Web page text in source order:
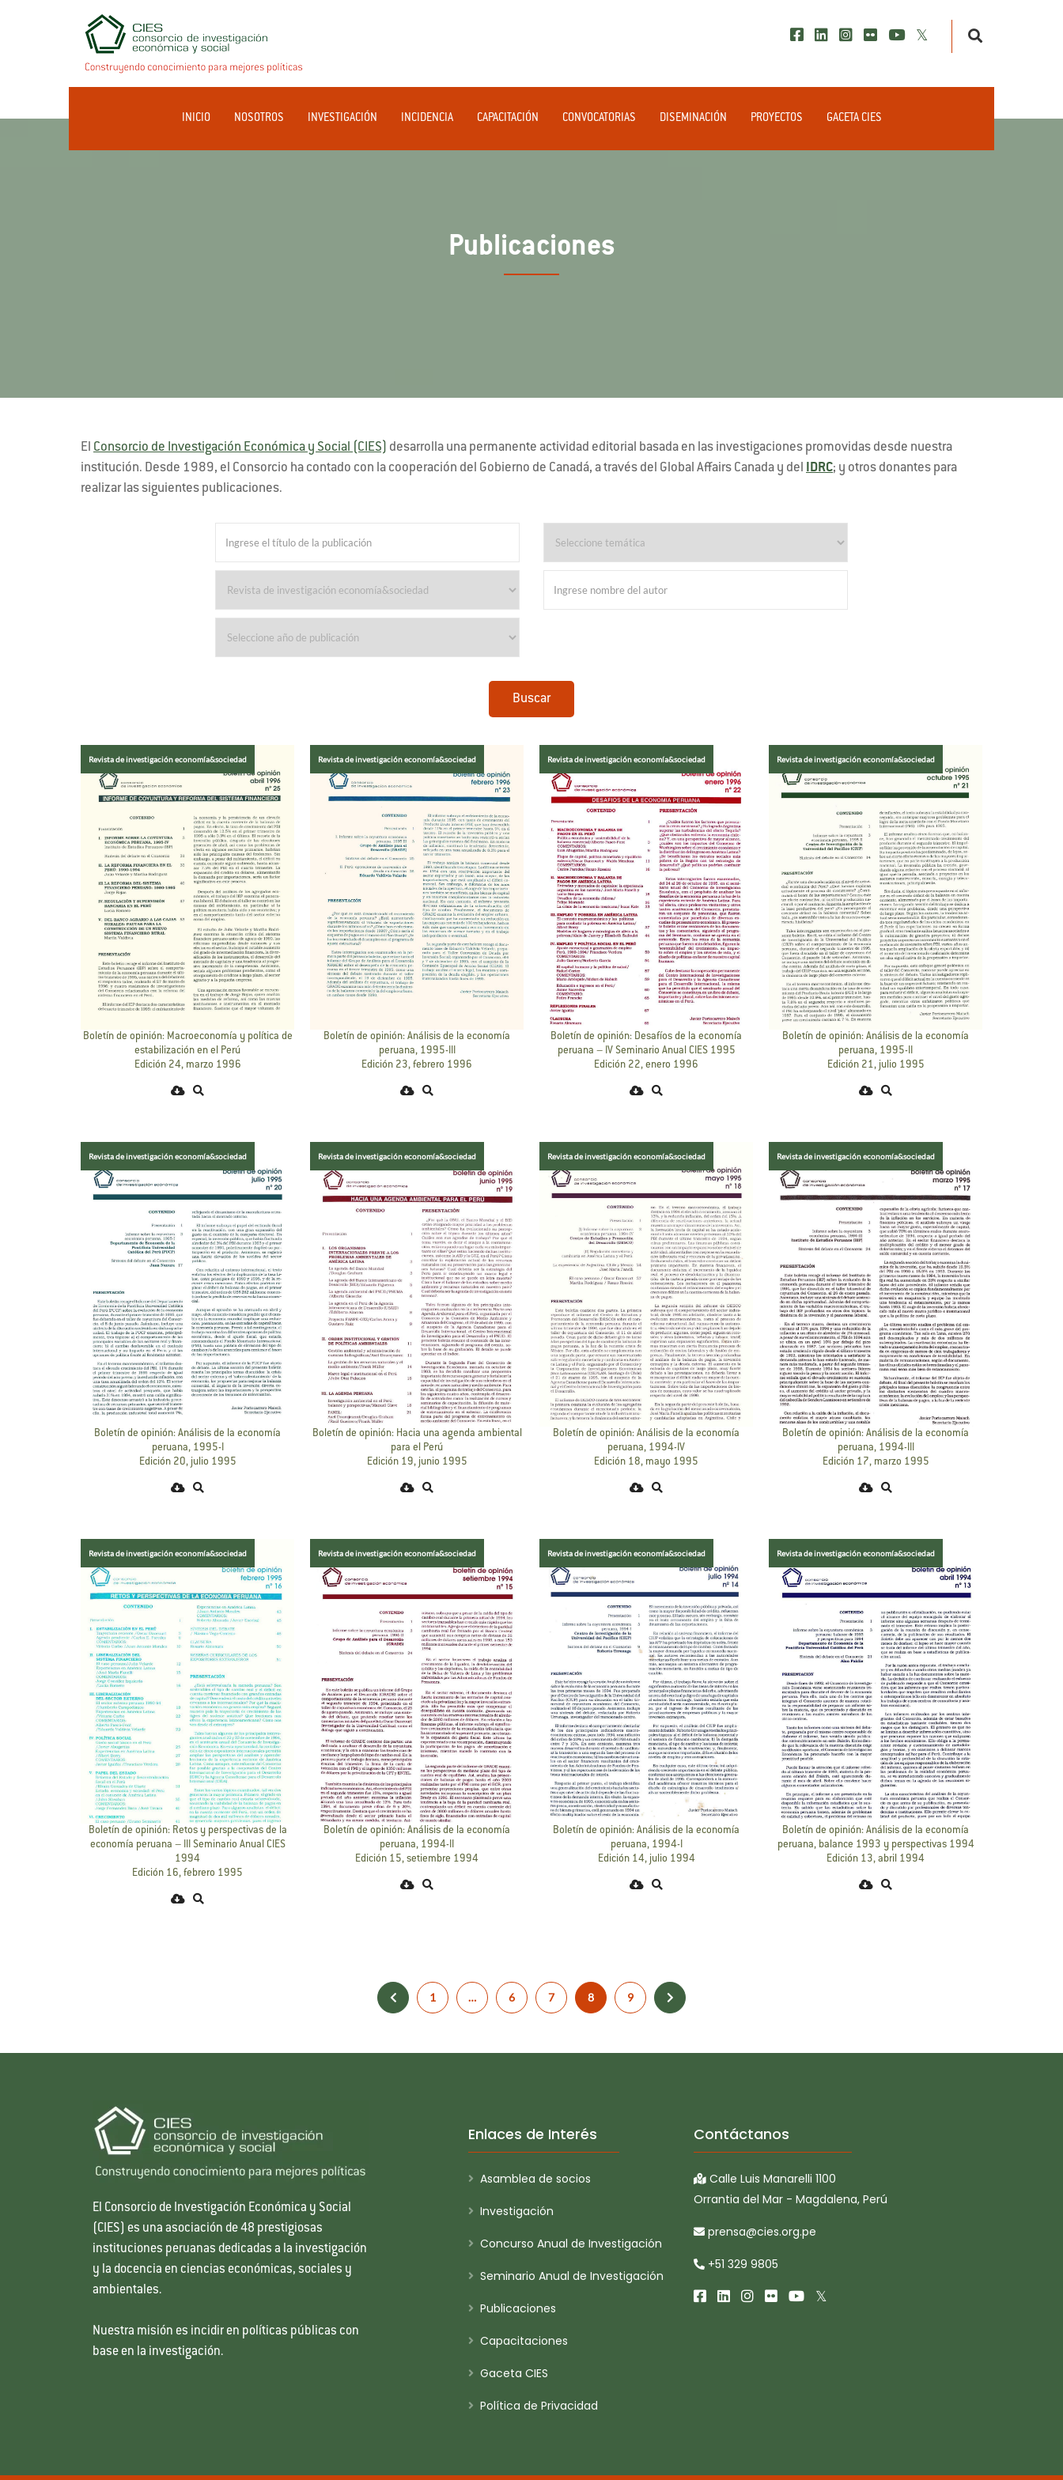
INICIO NOSOTROS INVESTIGACIÓN INCIDENCIA CAPACITACIÓN CONVOCATORIAS DISEMINACIÓN PROYECTOS GACETA CIES
Publicaciones
El Consorcio de Investigación Económica y Social (CIES)
desarrolla una permanente actividad editorial basada en las investigaciones promovidas desde nuestra
institución. Desde 1989, el Consorcio ha contado con la cooperación del Gobierno de Canadá, a través del Global Affairs Canada y del
IDRC; y otros donantes para
realizar las siguientes publicaciones.
Buscar
Revista de investigación economía&sociedad
Boletín de opinión: Macroeconomía y política de
estabilización en el Perú
Edición 24, marzo 1996
Revista de investigación economía&sociedad
Boletín de opinión: Análisis de la economía
peruana, 1995-III
Edición 23, febrero 1996
Revista de investigación economía&sociedad
Boletín de opinión: Desafíos de la economía
peruana – IV Seminario Anual CIES 1995
Edición 22, enero 1996
Revista de investigación economía&sociedad
Boletín de opinión: Análisis de la economía
peruana, 1995-II
Edición 21, julio 1995
Revista de investigación economía&sociedad
Boletín de opinión: Análisis de la economía
peruana, 1995-I
Edición 20, julio 1995
Revista de investigación economía&sociedad
Boletín de opinión: Hacia una agenda ambiental
para el Perú
Edición 19, junio 1995
Revista de investigación economía&sociedad
Boletín de opinión: Análisis de la economía
peruana, 1994-IV
Edición 18, mayo 1995
Revista de investigación economía&sociedad
Boletín de opinión: Análisis de la economía
peruana, 1994-III
Edición 17, marzo 1995
Revista de investigación economía&sociedad
Boletín de opinión: Retos y perspectivas de la
economía peruana – III Seminario Anual CIES
1994
Edición 16, febrero 1995
Revista de investigación economía&sociedad
Boletín de opinión: Análisis de la economía
peruana, 1994-II
Edición 15, setiembre 1994
Revista de investigación economía&sociedad
Boletín de opinión: Análisis de la economía
peruana, 1994-I
Edición 14, julio 1994
Revista de investigación economía&sociedad
Boletín de opinión: Análisis de la economía
peruana, balance 1993 y perspectivas 1994
Edición 13, abril 1994
1 … 6 7 8 9
El Consorcio de Investigación Económica y Social
(CIES) es una asociación de 48 prestigiosas
instituciones peruanas dedicadas a la investigación
y la docencia en ciencias económicas, sociales y
ambientales.
Nuestra misión es incidir en políticas públicas con
base en la investigación.
Enlaces de Interés
Asamblea de socios
Investigación
Concurso Anual de Investigación
Seminario Anual de Investigación
Publicaciones
Capacitaciones
Gaceta CIES
Política de Privacidad
Contáctanos
Calle Luis Manarelli 1100
Orrantia del Mar - Magdalena, Perú
prensa@cies.org.pe
+51 329 9805